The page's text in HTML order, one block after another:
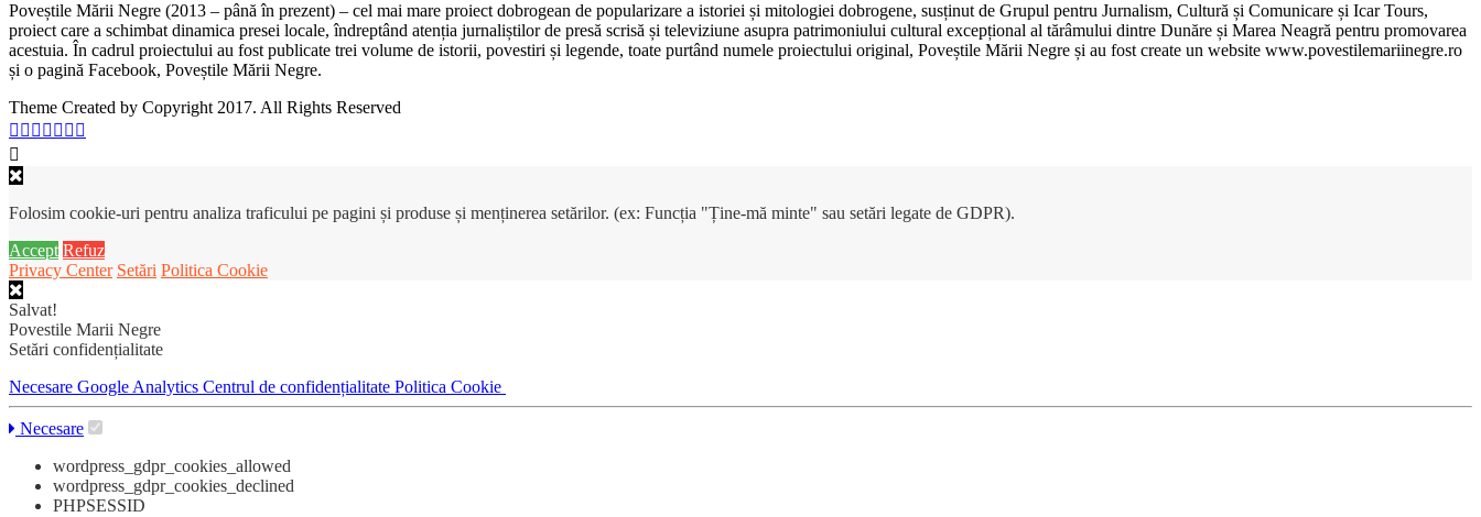
Poveștile Mării Negre (2013 – până în prezent) – cel mai mare proiect dobrogean de popularizare a istoriei și mitologiei dobrogene, susținut de Grupul pentru Jurnalism, Cultură și Comunicare și Icar Tours,
proiect care a schimbat dinamica presei locale, îndreptând atenția jurnaliștilor de presă scrisă și televiziune asupra patrimoniului cultural excepțional al tărâmului dintre Dunăre și Marea Neagră pentru promovarea
acestuia. În cadrul proiectului au fost publicate trei volume de istorii, povestiri și legende, toate purtând numele proiectului original, Poveștile Mării Negre și au fost create un website www.povestilemariinegre.ro
și o pagină Facebook, Poveștile Mării Negre.
Theme Created by Copyright 2017. All Rights Reserved
Folosim cookie-uri pentru analiza traficului pe pagini și produse și menținerea setărilor. (ex: Funcția "Ține-mă minte" sau setări legate de GDPR).
Accept Refuz
Privacy Center Setări Politica Cookie
Salvat!
Povestile Marii Negre
Setări confidențialitate
Necesare Google Analytics Centrul de confidențialitate Politica Cookie
Necesare
wordpress_gdpr_cookies_allowed
wordpress_gdpr_cookies_declined
PHPSESSID